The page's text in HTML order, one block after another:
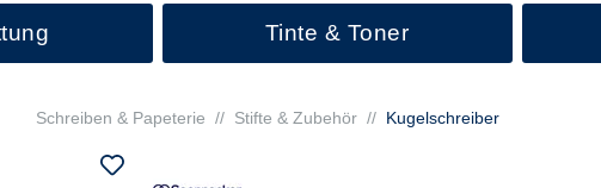
Tinte & Toner
Schreiben & Papeterie // Stifte & Zubehör // Kugelschreiber